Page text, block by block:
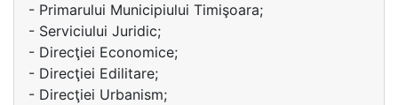
- Primarului Municipiului Timişoara;
- Serviciului Juridic;
- Direcţiei Economice;
- Direcţiei Edilitare;
- Direcţiei Urbanism;